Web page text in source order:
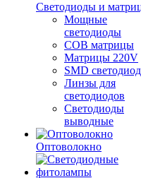
Светодиоды и
Мощные
светодиоды
COB матрицы
Матрицы 220V
SMD
Линзы для
светодиодов
Светодиоды
выводные
Оптоволокно